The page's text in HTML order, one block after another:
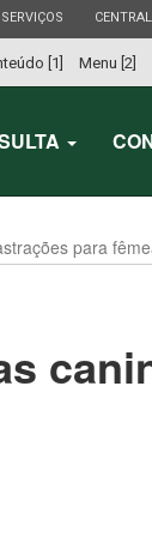
ESTADO
SERVIÇOS ESTADO
[1] Menu [2]
para